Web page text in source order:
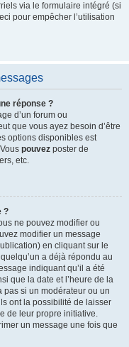
via le formulaire intégré (si
pour empêcher l’utilisation
réponse ?
d’un forum ou
que vous ayez besoin d’être
options disponibles est
pouvez poster de
etc.
?
ne pouvez modifier ou
modifier un message
en cliquant sur le
a déjà répondu au
indiquant qu’il a été
que la date et l’heure de la
pas si un modérateur ou un
ont la possibilité de laisser
de leur propre initiative.
un message une fois que